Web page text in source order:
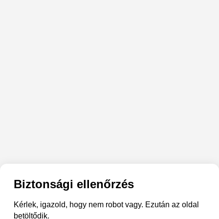
Biztonsági ellenőrzés
Kérlek, igazold, hogy nem robot vagy. Ezután az oldal
betöltődik.